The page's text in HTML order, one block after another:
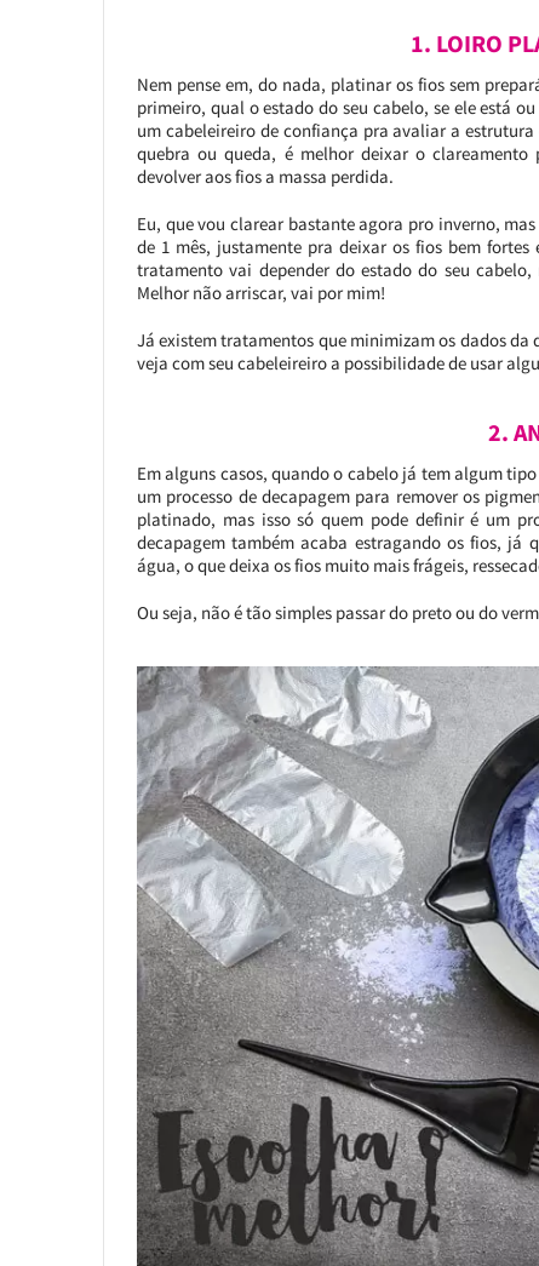
1. LOIRO
Nem pense em, do nada, platinar os fios sem
primeiro, qual o estado do seu cabelo, se ele está
um cabeleireiro de confiança pra avaliar a
quebra ou queda, é melhor deixar o
devolver aos fios a massa perdida.
Eu, que vou clarear bastante agora pro inverno,
de 1 mês, justamente pra deixar os fios bem
tratamento vai depender do estado do seu
Melhor não arriscar, vai por mim!
Já existem tratamentos que minimizam os dados
veja com seu cabeleireiro a possibilidade de usar
2.
Em alguns casos, quando o cabelo já tem algum
um processo de decapagem para remover os
platinado, mas isso só quem pode definir é um
decapagem também acaba estragando os fios, já
água, o que deixa os fios muito mais frágeis,
Ou seja, não é tão simples passar do preto ou do